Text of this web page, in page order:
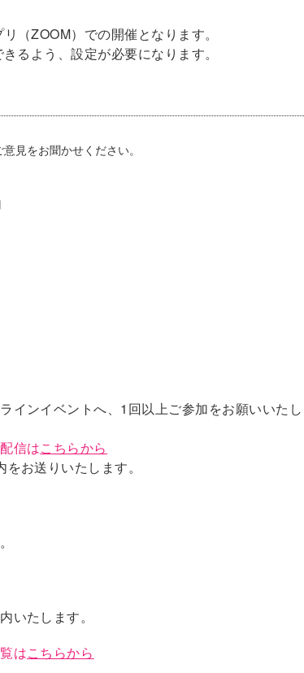
（ZOOM）での開催となります。
るよう、設定が必要になります。
見をお聞かせください。
インイベントへ、1回以上ご参加をお願いいた
信はこちらから
お送りいたします。
いたします。
はこちらから